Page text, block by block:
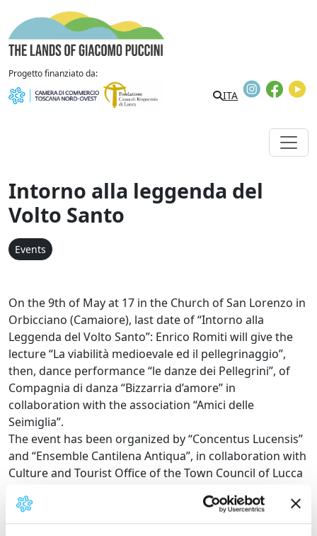
Skip to content
Progetto finanziato da:
ITA
Instagram
Intorno alla leggenda del
Volto Santo
Events
On the 9th of May at 17 in the Church of San Lorenzo in
Orbicciano (Camaiore), last date of “Intorno alla
Leggenda del Volto Santo”: Enrico Romiti will give the
lecture “La viabilità medioevale ed il pellegrinaggio”,
then, dance performance “le danze dei Pellegrini”, of
Compagnia di danza “Bizzarria d’amore” in
collaboration with the association “Amici delle
Seimiglia”.
The event has been organized by “Concentus Lucensis”
and “Ensemble Cantilena Antiqua”, in collaboration with
Culture and Tourist Office of the Town Council of Lucca
“Amici delle Seimiglia”, with the support of Fondazione
Cassa di Risparmio di Lucca.